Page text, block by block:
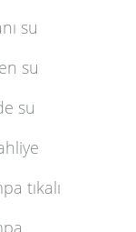
su
su
su
tıkalı